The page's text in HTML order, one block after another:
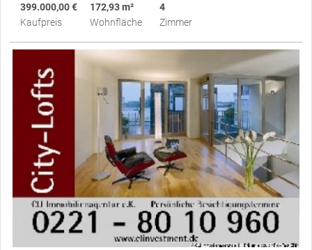
399.000,00 €
Kaufpreis
172,93 m²
Wohnfläche
4
Zimmer